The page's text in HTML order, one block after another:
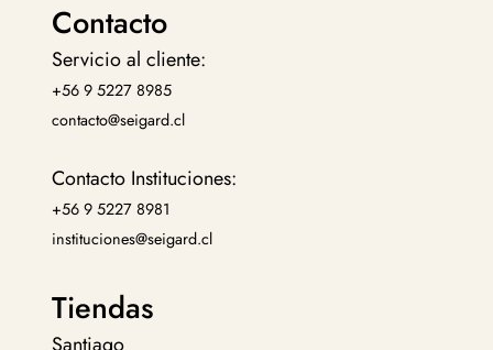
Contacto
Servicio al cliente:
+56 9 5227 8985
contacto@seigard.cl
Contacto Instituciones:
+56 9 5227 8981
instituciones@seigard.cl
Tiendas